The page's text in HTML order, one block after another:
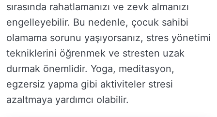
sırasında rahatlamanızı ve zevk almanızı
engelleyebilir. Bu nedenle, çocuk sahibi
olamama sorunu yaşıyorsanız, stres yönetimi
tekniklerini öğrenmek ve stresten uzak
durmak önemlidir. Yoga, meditasyon,
egzersiz yapma gibi aktiviteler stresi
azaltmaya yardımcı olabilir.